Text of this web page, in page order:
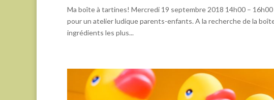
Ma boîte à tartines! Mercredi 19 septembre 2018 14h00 –
pour un atelier ludique parents-enfants. A la recherche de la
ingrédients les plus...